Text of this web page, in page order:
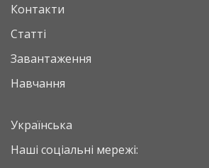
Контакти
Статті
Завантаження
Навчання
Українська
Наші соціальні мережі: